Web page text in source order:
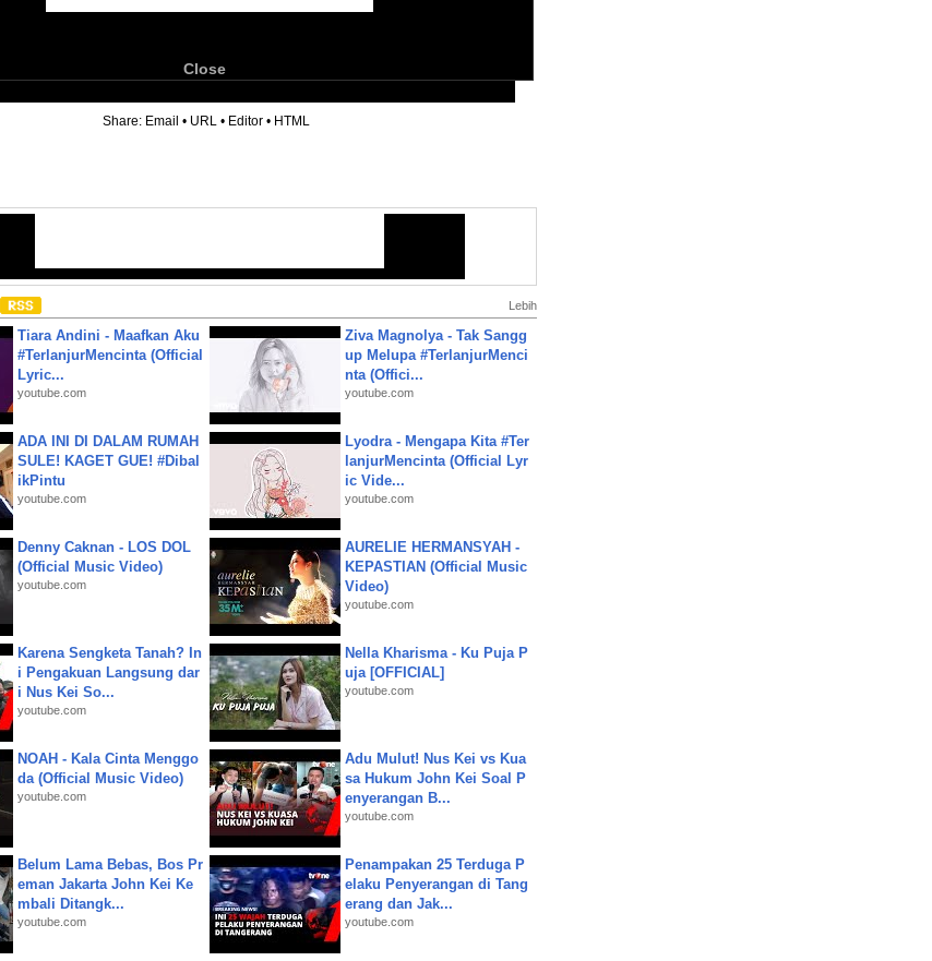
Close
Share: Email • URL • Editor • HTML
Lebih
Tiara Andini - Maafkan Aku
#TerlanjurMencinta (Official
Lyric...
youtube.com
Ziva Magnolya - Tak Sangg
up Melupa #TerlanjurMenci
nta (Offici...
youtube.com
ADA INI DI DALAM RUMAH
SULE! KAGET GUE! #Dibal
ikPintu
youtube.com
Lyodra - Mengapa Kita #Ter
lanjurMencinta (Official Lyr
ic Vide...
youtube.com
Denny Caknan - LOS DOL
(Official Music Video)
youtube.com
AURELIE HERMANSYAH -
KEPASTIAN (Official Music
Video)
youtube.com
Karena Sengketa Tanah? In
i Pengakuan Langsung dar
i Nus Kei So...
youtube.com
Nella Kharisma - Ku Puja P
uja [OFFICIAL]
youtube.com
NOAH - Kala Cinta Menggo
da (Official Music Video)
youtube.com
Adu Mulut! Nus Kei vs Kua
sa Hukum John Kei Soal P
enyerangan B...
youtube.com
Belum Lama Bebas, Bos Pr
eman Jakarta John Kei Ke
mbali Ditangk...
youtube.com
Penampakan 25 Terduga P
elaku Penyerangan di Tang
erang dan Jak...
youtube.com